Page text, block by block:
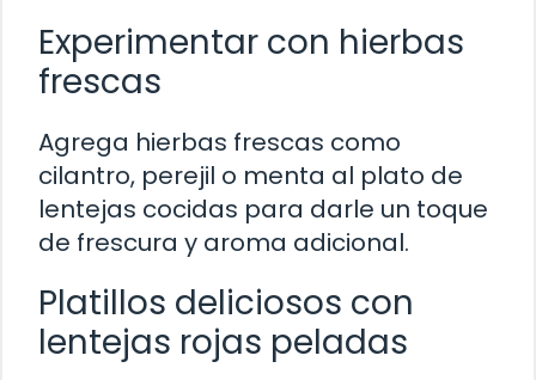
Experimentar con hierbas
frescas
Agrega hierbas frescas como
cilantro, perejil o menta al plato de
lentejas cocidas para darle un toque
de frescura y aroma adicional.
Platillos deliciosos con
lentejas rojas peladas